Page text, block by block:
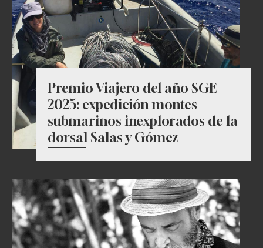
Premio Viajero del año SGE
2025: expedición montes
submarinos inexplorados de la
dorsal Salas y Gómez